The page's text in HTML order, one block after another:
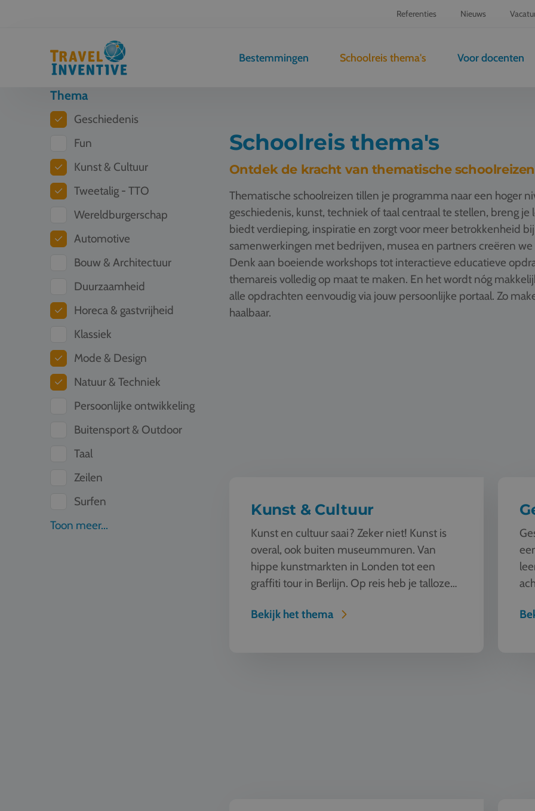
Referenties Nieuws
Bestemmingen Schoolreis thema's Voor docenten
Thema
Geschiedenis
Fun
Kunst & Cultuur
Tweetalig - TTO
Wereldburgerschap
Automotive
Bouw & Architectuur
Duurzaamheid
Horeca & gastvrijheid
Klassiek
Mode & Design
Natuur & Techniek
Persoonlijke ontwikkeling
Buitensport & Outdoor
Taal
Zeilen
Surfen
Toon meer...
Schoolreis thema's
Ontdek de kracht van thematische schoolreizen
Thematische schoolreizen tillen je programma naar een hoger
geschiedenis, kunst, techniek of taal centraal te stellen, breng
biedt verdieping, inspiratie en zorgt voor meer betrokkenheid
samenwerkingen met bedrijven, musea en partners creëren
Denk aan boeiende workshops tot interactieve educatieve
themareis volledig op maat te maken. En het wordt nóg
alle opdrachten eenvoudig via jouw persoonlijke portaal. Zo
haalbaar.
Kunst & Cultuur
Kunst en cultuur saai? Zeker niet! Kunst is
overal, ook buiten museummuren. Van
hippe kunstmarkten in Londen tot een
graffiti tour in Berlijn. Op reis heb je talloze
Bekijk het thema